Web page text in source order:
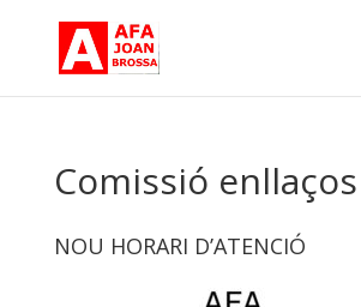
Comissió enllaços
NOU HORARI D’ATENCIÓ